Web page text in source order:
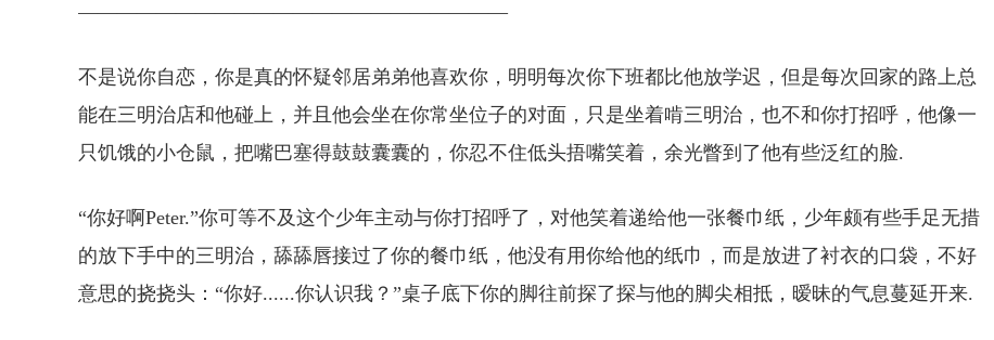
——————————————————————
不是说你自恋，你是真的怀疑邻居弟弟他喜欢你，明明每次你下班都比他放学迟，但是每次回家的路上总
能在三明治店和他碰上，并且他会坐在你常坐位子的对面，只是坐着啃三明治，也不和你打招呼，他像一
只饥饿的小仓鼠，把嘴巴塞得鼓鼓囊囊的，你忍不住低头捂嘴笑着，余光瞥到了他有些泛红的脸.
“你好啊Peter.”你可等不及这个少年主动与你打招呼了，对他笑着递给他一张餐巾纸，少年颇有些手足无措
的放下手中的三明治，舔舔唇接过了你的餐巾纸，他没有用你给他的纸巾，而是放进了衬衣的口袋，不好
意思的挠挠头：“你好......你认识我？”桌子底下你的脚往前探了探与他的脚尖相抵，暧昧的气息蔓延开来.